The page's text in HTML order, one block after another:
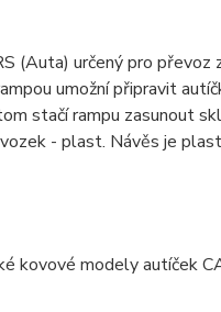
(Auta) určený pro převoz
umožní připravit
stačí rampu zasunout
- plast. Návěs je
kovové modely autíček